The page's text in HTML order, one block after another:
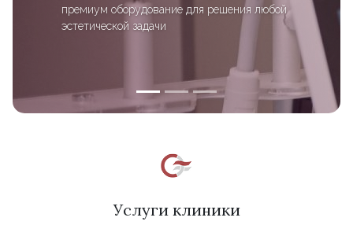
премиум оборудование для решения любой
эстетической задачи
Услуги клиники